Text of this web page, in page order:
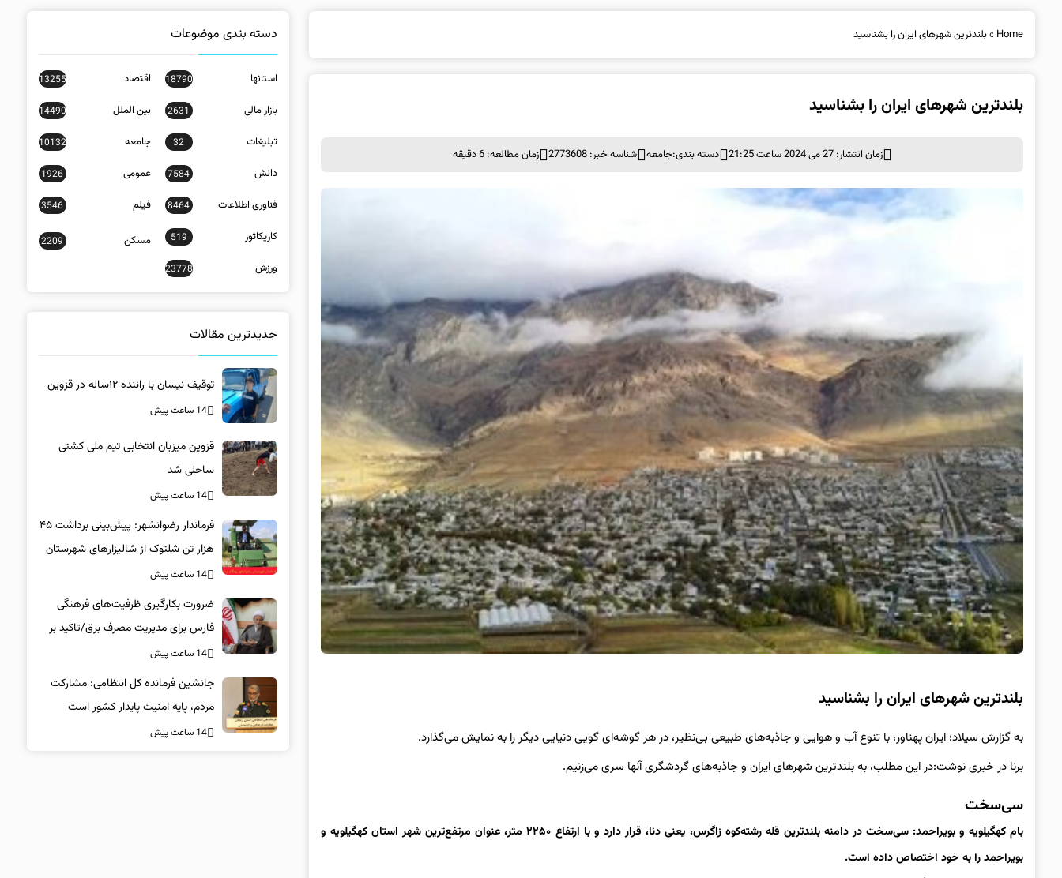
Home
»بلندترین شهرهای ایران را بشناسید
بلندترین شهرهای ایران را بشناسید
زمان انتشار: 27 می 2024 ساعت 21:25 دسته بندی:جامعه شناسه خبر: 2773608 زمان مطالعه: 6 دقیقه
بلندترین شهرهای ایران را بشناسید
به گزارش سیلاد؛ ایران پهناور، با تنوع آب و هوایی و جاذبه‌های طبیعی بی‌نظیر، در هر گوشه‌ای گویی دنیایی دیگر را به نمایش می‌گذارد.
برنا در خبری نوشت:در این مطلب، به بلندترین شهرهای ایران و جاذبه‌های گردشگری آنها سری می‌زنیم.
سی‌سخت
بام کهگیلویه و بویراحمد: سی‌سخت در دامنه بلندترین قله رشته‌کوه زاگرس، یعنی دنا، قرار دارد و با ارتفاع ۲۲۵۰ متر، عنوان مرتفع‌ترین شهر استان کهگیلویه و
بویراحمد را به خود اختصاص داده است.
دسته بندی موضوعات
استانها 18790 اقتصاد 13255
بازار مالی 2631 بین الملل 14490
تبلیغات 32 جامعه 10132
دانش 7584 عمومی 1926
فناوری اطلاعات 8464 فیلم 3546
کاریکاتور 519 مسکن 2209
ورزش 23778
جدیدترین مقالات
توقیف نیسان با راننده ۱۲ساله در قزوین
14 ساعت پیش
قزوین میزبان انتخابی تیم ملی کشتی
ساحلی شد
14 ساعت پیش
فرماندار رضوانشهر: پیش‌بینی برداشت ۴۵
هزار تن شلتوک از شالیزارهای شهرستان
14 ساعت پیش
ضرورت بکارگیری ظرفیت‌های فرهنگی
فارس برای مدیریت مصرف برق/تاکید بر
همراهی همگانی در پویش ۲۵ درجه
14 ساعت پیش
جانشین فرمانده کل انتظامی: مشارکت
مردم، پایه امنیت پایدار کشور است
14 ساعت پیش